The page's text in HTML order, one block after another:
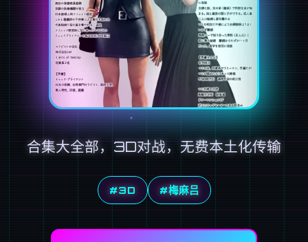
合集大全部，3D对战，无费本土化传输
#3D #梅麻吕